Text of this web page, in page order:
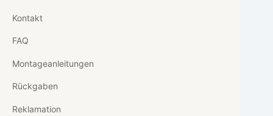
Kontakt
FAQ
Montageanleitungen
Rückgaben
Reklamation